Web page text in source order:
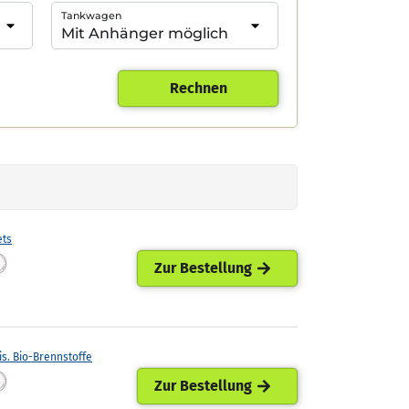
Tankwagen
Rechnen
Zur Bestellung
Bio-Brennstoffe
Zur Bestellung